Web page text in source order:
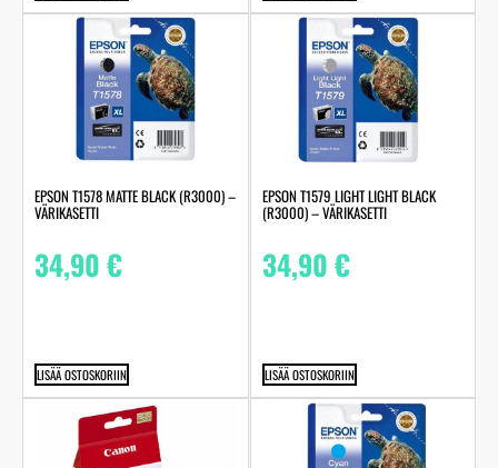
EPSON T1578 MATTE BLACK (R3000) –
VÄRIKASETTI
34,90€
LISÄÄ OSTOSKORIIN
EPSON T1579 LIGHT LIGHT BLACK
(R3000) – VÄRIKASETTI
34,90€
LISÄÄ OSTOSKORIIN